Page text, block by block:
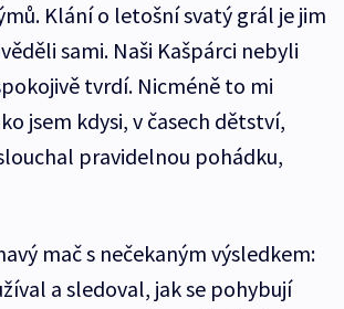
Klání o letošní svatý grál je jim
sami. Naši Kašpárci nebyli
tvrdí. Nicméně to mi
jsem kdysi, v časech dětství,
pravidelnou pohádku,
mač s nečekaným výsledkem:
a sledoval, jak se pohybují